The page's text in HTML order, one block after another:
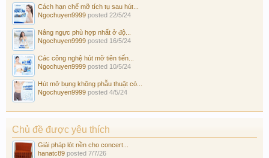
Cách hạn chế mỡ tích tụ sau hút...
Ngochuyen9999 posted 22/5/24
Nâng ngực phù hợp nhất ở độ...
Ngochuyen9999 posted 16/5/24
Các công nghệ hút mỡ tiên tiến...
Ngochuyen9999 posted 10/5/24
Hút mỡ bụng không phẫu thuật có...
Ngochuyen9999 posted 4/5/24
Chủ đề được yêu thích
Giải pháp lót nền cho concert...
hanatc89 posted 7/7/26